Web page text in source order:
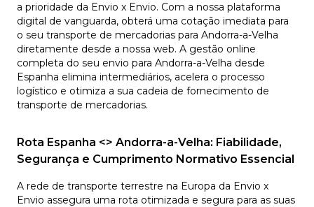
a prioridade da Envio x Envio. Com a nossa plataforma
digital de vanguarda, obterá uma cotação imediata para
o seu transporte de mercadorias para Andorra-a-Velha
diretamente desde a nossa web. A gestão online
completa do seu envio para Andorra-a-Velha desde
Espanha elimina intermediários, acelera o processo
logístico e otimiza a sua cadeia de fornecimento de
transporte de mercadorias.
Rota Espanha <> Andorra-a-Velha: Fiabilidade,
Segurança e Cumprimento Normativo Essencial
A rede de transporte terrestre na Europa da Envio x
Envio assegura uma rota otimizada e segura para as suas